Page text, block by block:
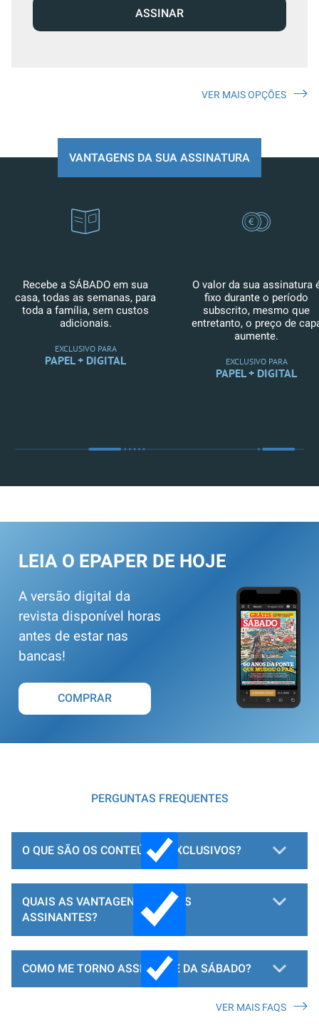
ASSINAR
VER MAIS OPÇÕES
VANTAGENS DA SUA ASSINATURA
Recebe a SÁBADO em sua
casa, todas as semanas, para
toda a família, sem custos
adicionais.
EXCLUSIVO PARA
PAPEL + DIGITAL
O valor da sua assinatura
fixo durante o período
subscrito, mesmo que
entretanto, o preço de
aumente.
EXCLUSIVO PARA
PAPEL + DIGITAL
LEIA O EPAPER DE HOJE
A versão digital da
revista disponível horas
antes de estar nas
bancas!
COMPRAR
PERGUNTAS FREQUENTES
O QUE SÃO OS CONTEÚDOS EXCLUSIVOS?
QUAIS AS VANTAGENS PARA OS
ASSINANTES?
COMO ME TORNO ASSINANTE DA SÁBADO?
VER MAIS FAQS